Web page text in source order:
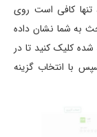
تنها کافی است روی
به شما نشان داده
کلیک کنید تا در
با انتخاب گزینه